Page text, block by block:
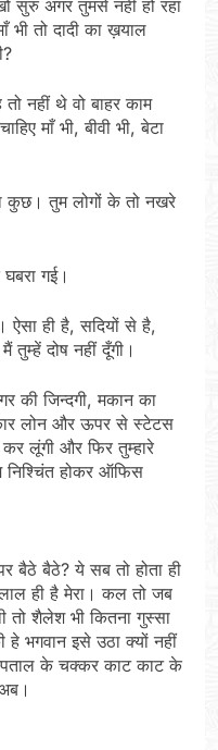
सुरु अगर तुमसे नहीं हो रहा
भी तो दादी का ख़याल
तो नहीं थे वो बाहर काम
माँ भी, बीवी भी, बेटा
कुछ। तुम लोगों के तो नखरे
गई।
ही है, सदियों से है,
तुम्हें दोष नहीं दूँगी।
की जिन्दगी, मकान का
लोन और ऊपर से स्टेटस
लूंगी और फिर तुम्हारे
होकर ऑफिस
बैठे बैठे? ये सब तो होता ही
ही है मेरा। कल तो जब
तो शैलेश भी कितना गुस्सा
हे भगवान इसे उठा क्यों नहीं
के चक्कर काट काट के